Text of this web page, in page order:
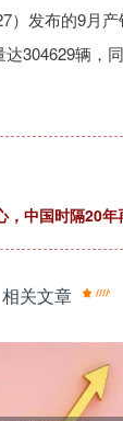
发布的9月产
304629辆，同
，中国时隔20
相关文章